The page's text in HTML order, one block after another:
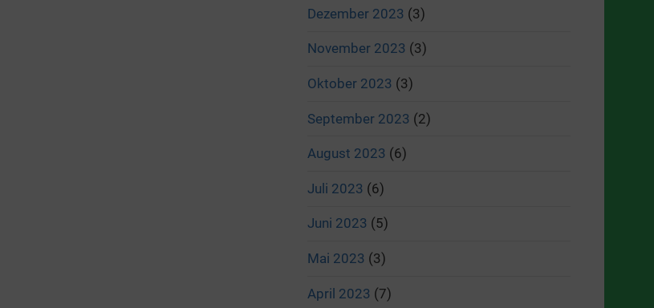
Dezember 2023 (3)
November 2023 (3)
Oktober 2023 (3)
September 2023 (2)
August 2023 (6)
Juli 2023 (6)
Juni 2023 (5)
Mai 2023 (3)
April 2023 (7)